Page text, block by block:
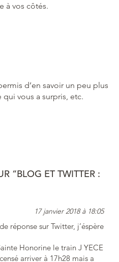
à vos côtés.
d’en savoir un peu plus
vous a surpris, etc.
“BLOG ET TWITTER :
17 janvier 2018 à 18:05
réponse sur Twitter, j’éspère
Honorine le train J YECE
arriver à 17h28 mais a